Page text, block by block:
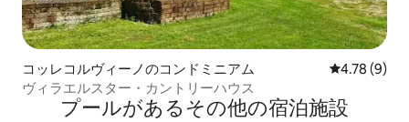
コッレコルヴィーノのコンドミニアム レビュー9
4.78 (9)
ヴィラエルスター・カントリーハウス
プールがあるその他の宿泊施設